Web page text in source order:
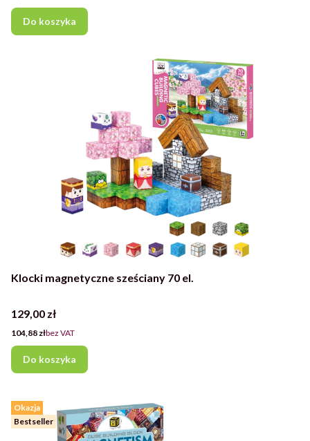
Do koszyka
Klocki magnetyczne sześciany 70 el.
Cena
129,00 zł
Cena
104,88 złbez VAT
Do koszyka
Okazja
Bestseller